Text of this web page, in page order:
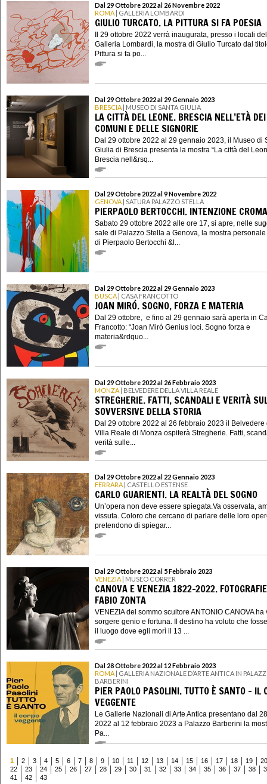
Dal 29 Ottobre 2022 al 26 Novembre 2022
ROMA | GALLERIA LOMBARDI
GIULIO TURCATO. LA PITTURA SI FA POESIA
Il 29 ottobre 2022 verrà inaugurata, presso i locali
Galleria Lombardi, la mostra di Giulio Turcato dal
Pittura si fa po...
Dal 29 Ottobre 2022 al 29 Gennaio 2023
BRESCIA | MUSEO DI SANTA GIULIA
LA CITTÀ DEL LEONE. BRESCIA NELL’ETÀ DEI
COMUNI E DELLE SIGNORIE
Dal 29 ottobre 2022 al 29 gennaio 2023, il Museo di
Giulia di Brescia presenta la mostra “La città del
Brescia nell&rsq...
Dal 29 Ottobre 2022 al 9 Novembre 2022
GENOVA | SATURA PALAZZO STELLA
PIERPAOLO BERTOCCHI. INTENZIONE
Sabato 29 ottobre 2022 alle ore 17, si apre, nelle
sale di Palazzo Stella a Genova, la mostra personale
di Pierpaolo Bertocchi &l...
Dal 29 Ottobre 2022 al 29 Gennaio 2023
BUSCA | CASA FRANCOTTO
JOAN MIRÓ. SOGNO, FORZA E MATERIA
Dal 29 ottobre, e fino al 29 gennaio sarà aperta in
Francotto: “Joan Miró Genius loci. Sogno forza e
materia&rdquo...
Dal 29 Ottobre 2022 al 26 Febbraio 2023
MONZA | BELVEDERE DELLA VILLA REALE
STREGHERIE. FATTI, SCANDALI E VERITÀ
SOVVERSIVE DELLA STORIA
Dal 29 ottobre 2022 al 26 febbraio 2023 il Belvedere
Villa Reale di Monza ospiterà Stregherie. Fatti,
verità sulle...
Dal 29 Ottobre 2022 al 22 Gennaio 2023
FERRARA | CASTELLO ESTENSE
CARLO GUARIENTI. LA REALTÀ DEL SOGNO
Un’opera non deve essere spiegata.Va osservata,
vissuta. Coloro che cercano di parlare delle loro
pretendono di spiegar...
Dal 29 Ottobre 2022 al 5 Febbraio 2023
VENEZIA | MUSEO CORRER
CANOVA E VENEZIA 1822-2022.
FABIO ZONTA
VENEZIA del sommo scultore ANTONIO CANOVA ha
sorgere genio e fortuna. Il destino ha voluto che
il luogo dove egli morì il 13 ...
Dal 28 Ottobre 2022 al 12 Febbraio 2023
ROMA | GALLERIA NAZIONALE D’ARTE ANTICA IN
BARBERINI
PIER PAOLO PASOLINI. TUTTO È SANTO – IL
VEGGENTE
Le Gallerie Nazionali di Arte Antica presentano dal
2022 al 12 febbraio 2023 a Palazzo Barberini la
Pa...
1 2 3 4 5 6 7 8 9 10 11 12 13 14 15 16 17 18 19
20
22
23 24 25 26 27 28 29 30 31 32 33 34 35 36 37 38
41
42
43